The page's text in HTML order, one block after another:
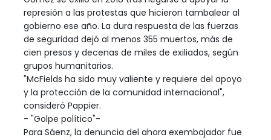
represión a las protestas que hicieron tambalear al
gobierno ese año. La dura respuesta de las fuerzas
de seguridad dejó al menos 355 muertos, más de
cien presos y decenas de miles de exiliados, según
grupos humanitarios.
"McFields ha sido muy valiente y requiere del apoyo
y la protección de la comunidad internacional",
consideró Pappier.
- "Golpe político"-
Para Sáenz, la denuncia del ahora exembajador fue